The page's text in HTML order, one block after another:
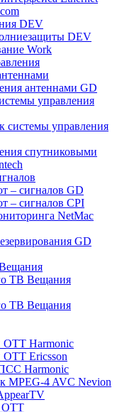
DEV
DEV
Work
антеннами GD
управления
системы управления
спутниковыми
– сигналов GD
– сигналов CPI
NetMac
GD
ТВ Вещания
ТВ Вещания
Harmonic
Ericsson
Harmonic
MPEG-4 AVC Nevion
ОТТ